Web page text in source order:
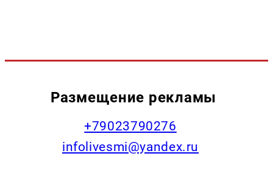
Размещение рекламы
+79023790276
infolivesmi@yandex.ru